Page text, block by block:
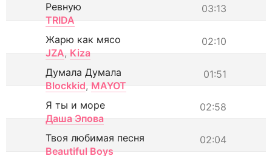
03:13
Ревную
TRIDA
02:10
Жарю как мясо
JZA, Kiza
01:51
Думала Думала
Blockkid, MAYOT
02:58
Я ты и море
Даша Эпова
02:04
Твоя любимая песня
Beautiful Boys